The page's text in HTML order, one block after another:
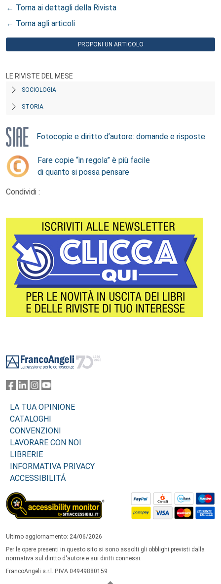
← Torna ai dettagli della Rivista
← Torna agli articoli
PROPONI UN ARTICOLO
LE RIVISTE DEL MESE
SOCIOLOGIA
STORIA
Fotocopie e diritto d’autore: domande e risposte
Fare copie “in regola” è più facile
di quanto si possa pensare
Condividi :
LA TUA OPINIONE
CATALOGHI
CONVENZIONI
LAVORARE CON NOI
LIBRERIE
INFORMATIVA PRIVACY
ACCESSIBILITÁ
Ultimo aggiornamento: 24/06/2026
Per le opere presenti in questo sito si sono assolti gli obblighi previsti dalla
normativa sul diritto d'autore e sui diritti connessi.
FrancoAngeli s.r.l. P.IVA 04949880159